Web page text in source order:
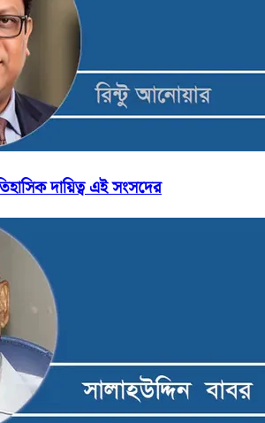
দায়িত্ব এই সংসদের